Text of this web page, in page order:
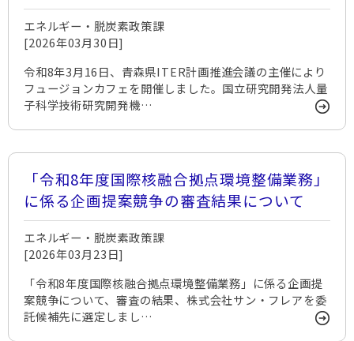
エネルギー・脱炭素政策課
[2026年03月30日]
令和8年3月16日、青森県ITER計画推進会議の主催により
フュージョンカフェを開催しました。国立研究開発法人量
子科学技術研究開発機…
「令和8年度国際核融合拠点環境整備業務」
に係る企画提案競争の審査結果について
エネルギー・脱炭素政策課
[2026年03月23日]
「令和8年度国際核融合拠点環境整備業務」に係る企画提
案競争について、審査の結果、株式会社サン・フレアを委
託候補先に選定しまし…